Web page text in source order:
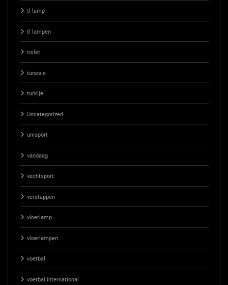
tl lamp
tl lampen
toilet
tunesie
turkije
Uncategorized
unisport
vandaag
vechtsport
verstappen
vloerlamp
vloerlampen
voetbal
voetbal international